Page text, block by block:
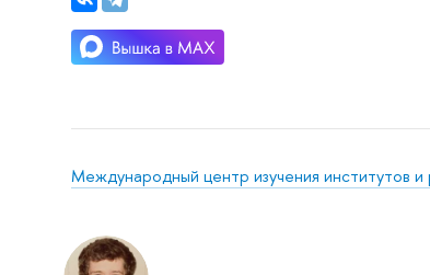
Международный центр изучения институтов и